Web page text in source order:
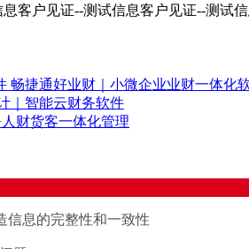
客户见证--测试信息客户见证--测试
畅捷通好业财｜小微企业业财一体化
｜智能云财务软件
财货客一体化管理
信息的完整性和一致性